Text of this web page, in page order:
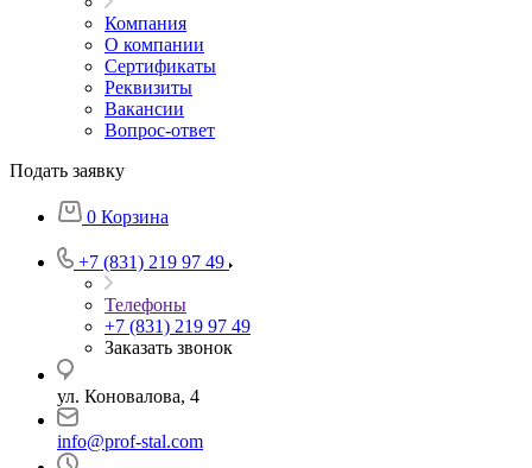
Компания
О компании
Сертификаты
Реквизиты
Вакансии
Вопрос-ответ
Подать заявку
0 Корзина
+7 (831) 219 97 49
Телефоны
+7 (831) 219 97 49
Заказать звонок
ул. Коновалова, 4
info@prof-stal.com